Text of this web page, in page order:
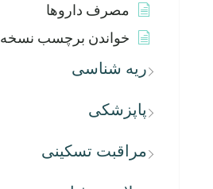
مصرف داروها
خواندن برچسب نسخه
ریه شناسی
پاپزشکی
مراقبت تسکینی